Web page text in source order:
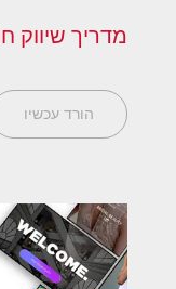
מדריך שיווק
הורד עכשיו